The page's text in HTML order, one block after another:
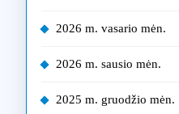
2026 m. vasario mėn.
2026 m. sausio mėn.
2025 m. gruodžio mėn.